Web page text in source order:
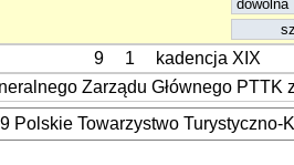
9 1 kadencja XIX
Zarządu Głównego
Polskie Towarzystwo Turystyczno-